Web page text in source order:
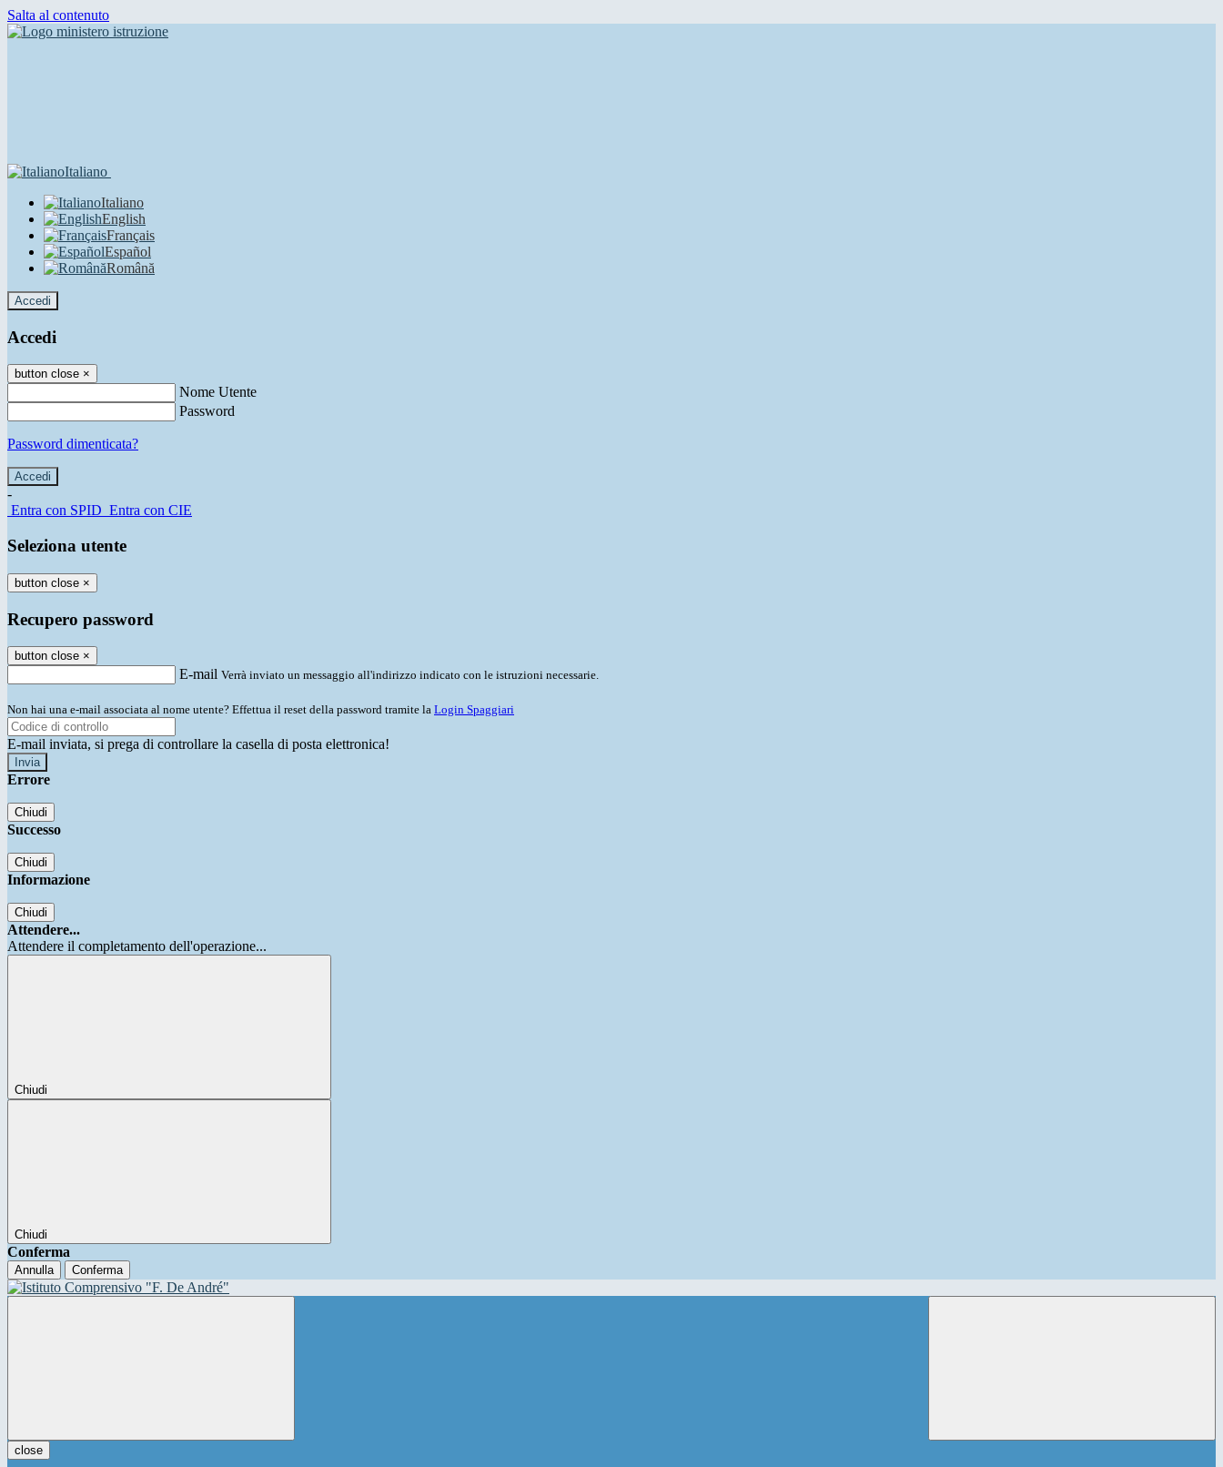
Salta al contenuto
Italiano
Italiano
English
Français
Español
Română
Accedi
Accedi
button close ×
Nome Utente
Password
Password dimenticata?
-
Entra con SPID Entra con CIE
Seleziona utente
button close ×
Recupero password
button close ×
E-mail Verrà inviato un messaggio all'indirizzo indicato con le istruzioni necessarie.
Non hai una e-mail associata al nome utente? Effettua il reset della password tramite la Login Spaggiari
E-mail inviata, si prega di controllare la casella di posta elettronica!
Errore
Chiudi
Successo
Chiudi
Informazione
Chiudi
Attendere...
Attendere il completamento dell'operazione...
Chiudi
Chiudi
Conferma
Annulla Conferma
close